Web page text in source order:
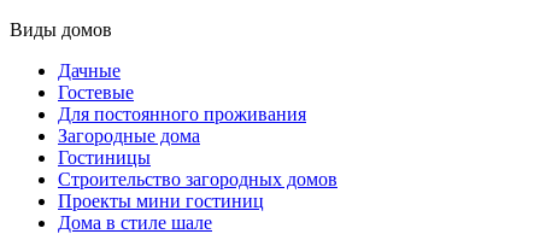
Виды домов
Дачные
Гостевые
Для постоянного проживания
Загородные дома
Гостиницы
Строительство загородных домов
Проекты мини гостиниц
Дома в стиле шале